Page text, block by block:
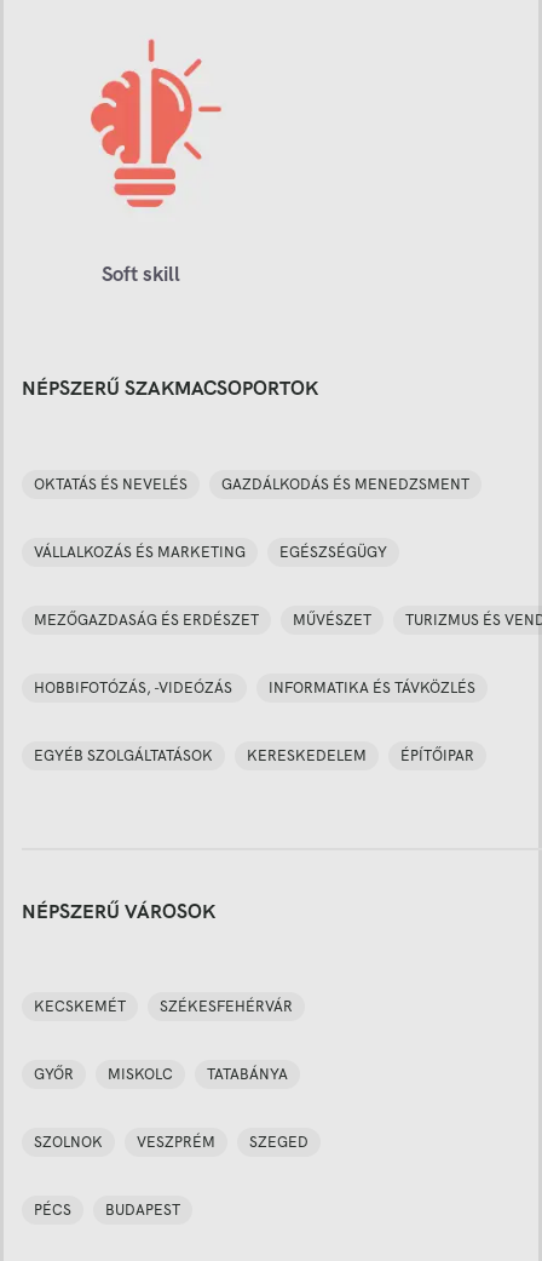
Soft skill
NÉPSZERŰ SZAKMACSOPORTOK
OKTATÁS ÉS NEVELÉS GAZDÁLKODÁS ÉS MENEDZSMENT
VÁLLALKOZÁS ÉS MARKETING EGÉSZSÉGÜGY
MEZŐGAZDASÁG ÉS ERDÉSZET MŰVÉSZET TURIZMUS ÉS
HOBBIFOTÓZÁS, -VIDEÓZÁS INFORMATIKA ÉS TÁVKÖZLÉS
EGYÉB SZOLGÁLTATÁSOK KERESKEDELEM ÉPÍTŐIPAR
NÉPSZERŰ VÁROSOK
KECSKEMÉT SZÉKESFEHÉRVÁR
GYŐR MISKOLC TATABÁNYA
SZOLNOK VESZPRÉM SZEGED
PÉCS BUDAPEST